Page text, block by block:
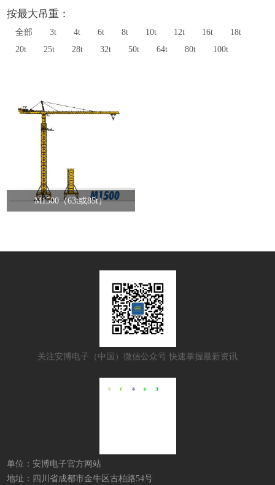
按最大吊重：
全部 3t 4t 6t 8t 10t 12t 16t
18t
20t
25t 28t 32t 50t 64t 80t 100t
M1500（63t或85t）
关注安博电子（中国）微信公众号 快速掌握最新资讯
单位：安博电子官方网站
地址：四川省成都市金牛区古柏路54号